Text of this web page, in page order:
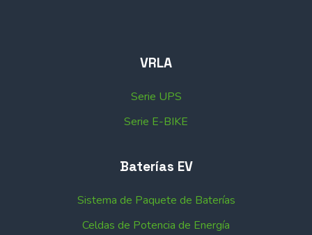
VRLA
Serie UPS
Serie E-BIKE
Baterías EV
Sistema de Paquete de Baterías
Celdas de Potencia de Energía